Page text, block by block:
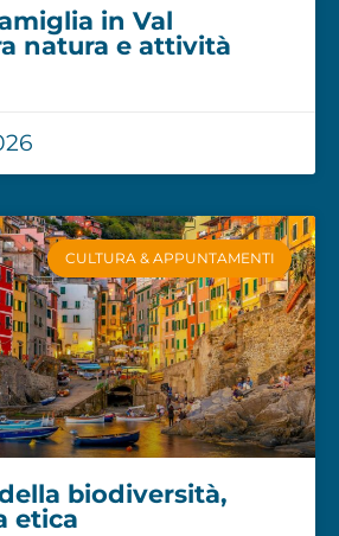
in Val
natura e attività
CULTURA & APPUNTAMENTI
biodiversità,
etica